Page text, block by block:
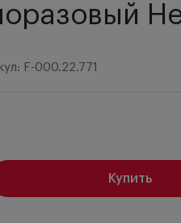
F-000.22.771
Купить